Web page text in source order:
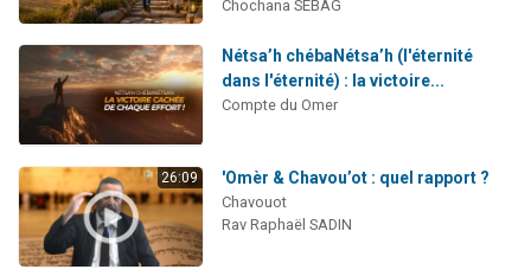
Chochana SEBAG
Nétsa’h chébaNétsa’h (l'éternité
dans l'éternité) : la victoire...
Compte du Omer
26:09 'Omèr & Chavou’ot : quel rapport ?
Chavouot
Rav Raphaël SADIN